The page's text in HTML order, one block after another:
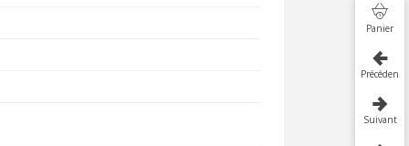
Panier
Précédent
Suivant